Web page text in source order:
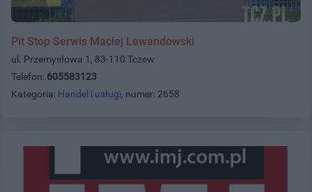
Pit Stop Serwis Maciej Lewandowski
ul. Przemysłowa 1, 83-110 Tczew
Telefon: 605583123
Kategoria: Handel i usługi, numer: 2658